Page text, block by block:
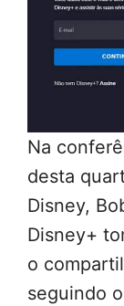
Na
desta
Disney,
Disney+
o
seguindo